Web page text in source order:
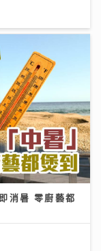
消暑 零廚藝都